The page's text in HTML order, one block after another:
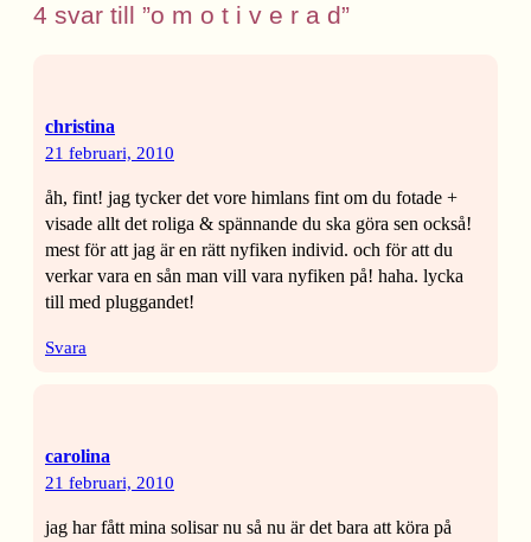
4 svar till ”o m o t i v e r a d”
christina
21 februari, 2010
åh, fint! jag tycker det vore himlans fint om du fotade +
visade allt det roliga & spännande du ska göra sen också!
mest för att jag är en rätt nyfiken individ. och för att du
verkar vara en sån man vill vara nyfiken på! haha. lycka
till med pluggandet!
Svara
carolina
21 februari, 2010
jag har fått mina solisar nu så nu är det bara att köra på